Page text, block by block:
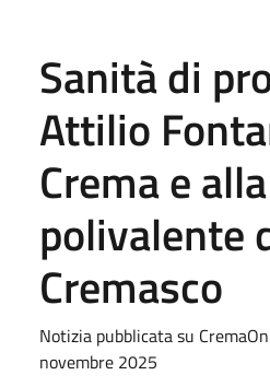
Sanità di
Attilio
Crema e
polivalente
Cremasco
Notizia pubblicata su
novembre 2025